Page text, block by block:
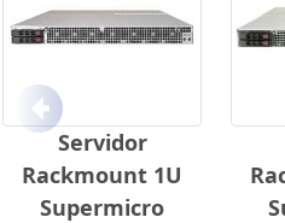
Servidor
Rackmount 1U
Supermicro
Anterior